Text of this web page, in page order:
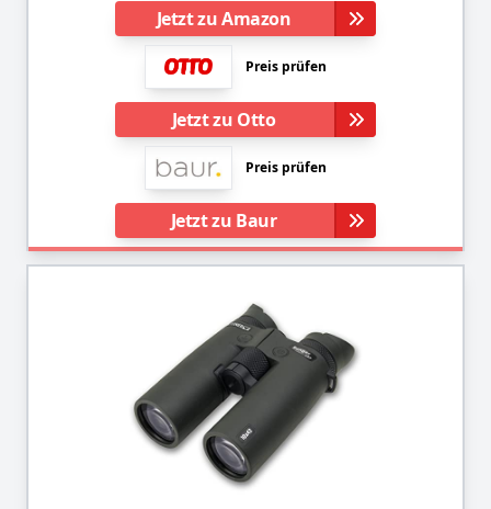
Jetzt zu Amazon
Preis prüfen
Jetzt zu Otto
Preis prüfen
Jetzt zu Baur